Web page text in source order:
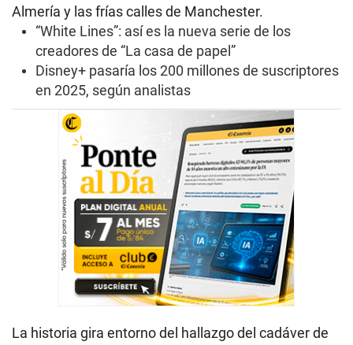
Almería y las frías calles de Manchester.
“White Lines”: así es la nueva serie de los
creadores de “La casa de papel”
Disney+ pasaría los 200 millones de suscriptores
en 2025, según analistas
La historia gira entorno del hallazgo del cadáver de